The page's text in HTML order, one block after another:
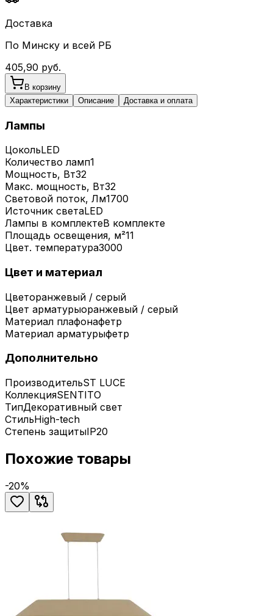
Доставка
По Минску и всей РБ
405,90 руб.
В корзину
Характеристики
Описание Доставка и оплата
Лампы
ЦокольLED
Количество ламп1
Мощность, Вт32
Макс. мощность, Вт32
Световой поток, Лм1700
Источник светаLED
Лампы в комплектеВ комплекте
Площадь освещения, м²11
Цвет. температура3000
Цвет и материал
Цветоранжевый / серый
Цвет арматурыоранжевый / серый
Материал плафонафетр
Материал арматурыфетр
Дополнительно
ПроизводительST LUCE
КоллекцияSENTITO
ТипДекоративный свет
СтильHigh-tech
Степень защитыIP20
Похожие товары
-20%